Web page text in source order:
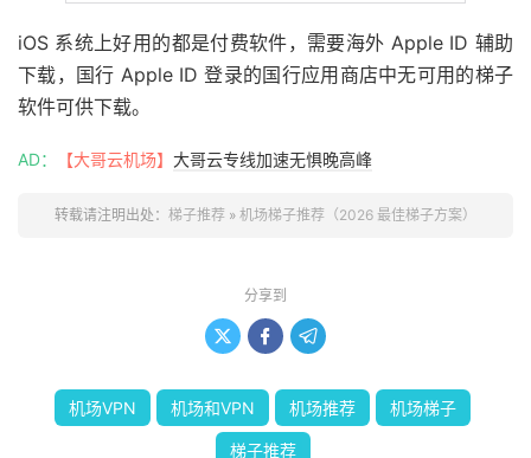
iOS 系统上好用的都是付费软件，需要海外 Apple ID 辅助
下载，国行 Apple ID 登录的国行应用商店中无可用的梯子
软件可供下载。
AD： 【大哥云机场】 大哥云专线加速无惧晚高峰
转载请注明出处： 梯子推荐 » 机场梯子推荐（2026 最佳梯子方案）
分享到
  
机场VPN 机场和VPN 机场推荐 机场梯子
梯子推荐